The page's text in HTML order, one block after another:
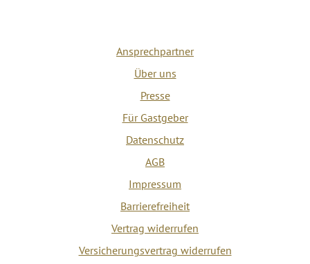
Ansprechpartner
Über uns
Presse
Für Gastgeber
Datenschutz
AGB
Impressum
Barrierefreiheit
Vertrag widerrufen
Versicherungsvertrag widerrufen